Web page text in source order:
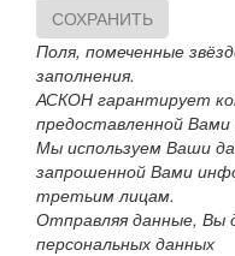
СОХРАНИТЬ
Поля, помеченные
заполнения.
АСКОН гарантирует
предоставленной
Мы используем Ваши
запрошенной Вами
третьим лицам.
Отправляя данные, Вы
персональных данных